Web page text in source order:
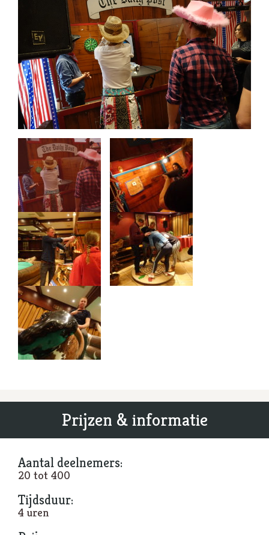
Prijzen & informatie
Aantal deelnemers:
20 tot 400
Tijdsduur:
4 uren